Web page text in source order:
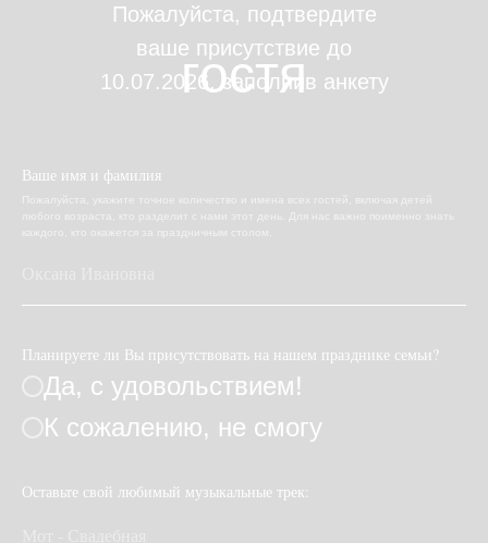
Пожалуйста, подтвердите
ваше присутствие до
10.07.2026, заполнив анкету
гостя
Ваше имя и фамилия
Пожалуйста, укажите точное количество и имена всех гостей, включая детей
любого возраста, кто разделит с нами этот день. Для нас важно поименно знать
каждого, кто окажется за праздничным столом.
Планируете ли Вы присутствовать на нашем празднике семьи?
Да, с удовольствием!
К сожалению, не смогу
Оставьте свой любимый музыкальные трек: